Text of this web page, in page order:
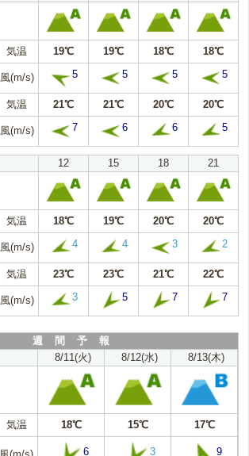
気温 19℃ 19℃ 18℃ 18℃
風(m/s) 5 5 5 5
気温 21℃ 21℃ 20℃ 20℃
風(m/s) 7 6 6 5
12 15 18 21
気温 18℃ 19℃ 20℃ 20℃
風(m/s) 4 4 3 2
気温 23℃ 23℃ 21℃ 22℃
風(m/s) 3 5 7 7
週 間 予 報
8/11(火) 8/12(水) 8/13(木)
気温 18℃ 15℃ 17℃
6 3 9